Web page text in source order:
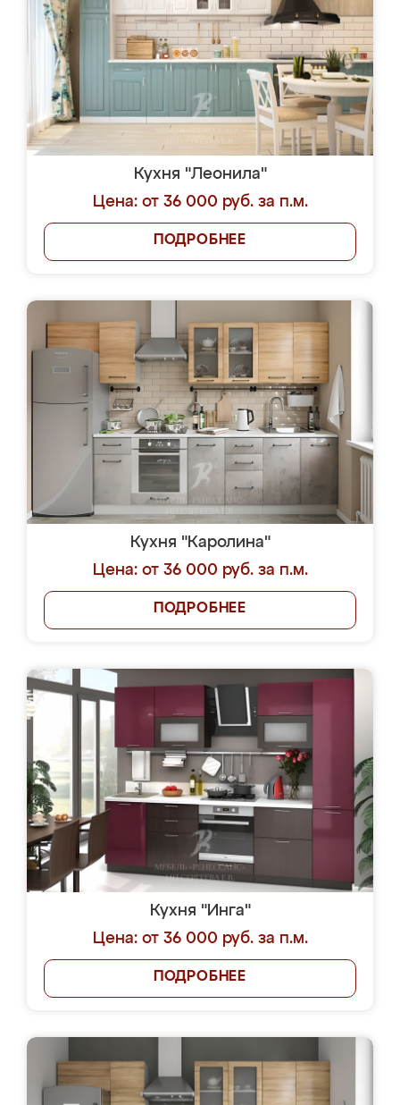
Кухня "Леонила"
Цена: от 36 000 руб. за п.м.
ПОДРОБНЕЕ
Кухня "Каролина"
Цена: от 36 000 руб. за п.м.
ПОДРОБНЕЕ
Кухня "Инга"
Цена: от 36 000 руб. за п.м.
ПОДРОБНЕЕ